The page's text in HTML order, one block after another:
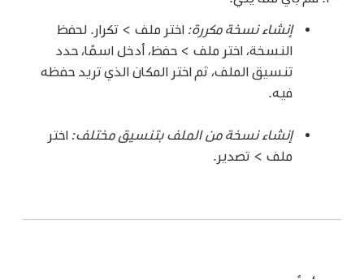
إنشاء نسخة مكررة: اختر ملف > تكرار. لحفظ
النسخة، اختر ملف > حفظ، أدخل اسمًا، حدد
تنسيق الملف، ثم اختر المكان الذي تريد حفظه
فيه.
إنشاء نسخة من الملف بتنسيق مختلف: اختر
ملف > تصدير.